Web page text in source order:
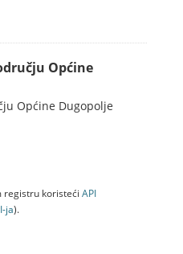
Općine
Općine Dugopolje
registru koristeći API
jа).